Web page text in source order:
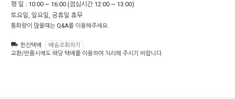
평 일 : 10:00 ~ 16:00 (점심시간 12:00 ~ 13:00)
토요일, 일요일, 공휴일 휴무
통화량이 많을때는 Q&A를 이용해주세요.
한진택배
배송조회하기
교환/반품시에도 해당 택배를 이용하여 처리해 주시기 바랍니다.